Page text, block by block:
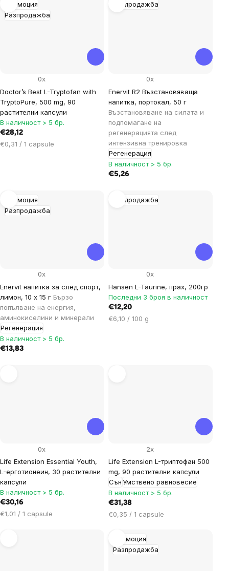
Промоция
Разпродажба
Doctor’s Best L-Tryptofan with
TryptoPure, 500 mg, 90
растителни капсули
0x
В наличност > 5 бр.
€28,12
Цена
€0,31 / 1 capsule
Разпродажба
Enervit R2 Възстановяваща
напитка, портокал, 50 г
Възстановяване на силата и
подпомагане на
регенерацията след
интензивна тренировка
Регенерация
0x
В наличност > 5 бр.
€5,26
Промоция
Разпродажба
Enervit напитка за след спорт,
лимон, 10 x 15 г Бързо
попълване на енергия,
аминокиселини и минерали
Регенерация
0x
В наличност > 5 бр.
€13,83
Разпродажба
Hansen L-Taurine, прах, 200гр
0x
Последни 3 броя в наличност
€12,20
Цена
€6,10 / 100 g
Life Extension Essential Youth,
L-ерготионеин, 30 растителни
капсули
0x
В наличност > 5 бр.
€30,16
Цена
€1,01 / 1 capsule
Life Extension L-триптофан 500
mg, 90 растителни капсули
СънУмствено равновесие
2x
В наличност > 5 бр.
€31,38
Цена
мярка:
€0,35 / 1 capsule
Промоция
Разпродажба